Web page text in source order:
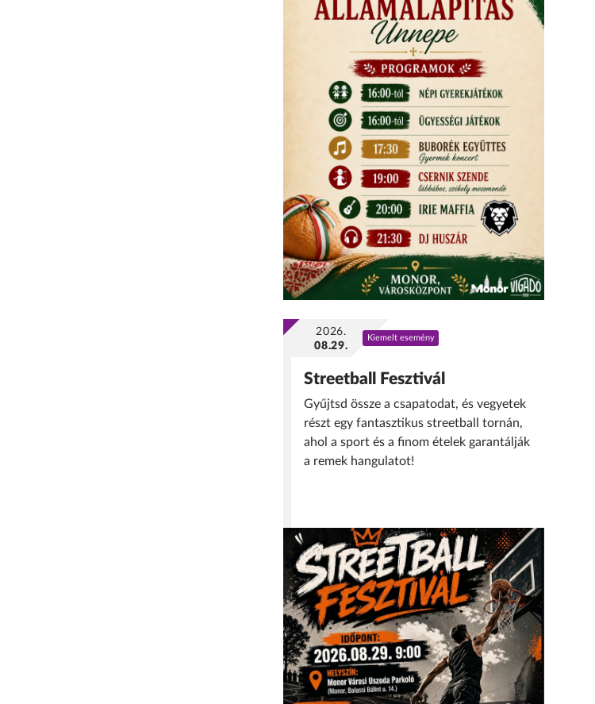
2026.
08.29.
Kiemelt esemény
Streetball Fesztivál
Gyűjtsd össze a csapatodat, és vegyetek
részt egy fantasztikus streetball tornán,
ahol a sport és a finom ételek garantálják
a remek hangulatot!